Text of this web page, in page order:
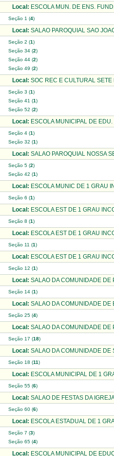
Local: ESCOLA MUN. DE ENS.
Seção 1 (4)
Local: SALAO PAROQUIAL SAO
Seção 2 (1)
Seção 34 (2)
Seção 44 (2)
Seção 49 (2)
Local: SOC REC E CULTURAL SETE
Seção 3 (1)
Seção 41 (1)
Seção 52 (2)
Local: ESCOLA MUNICIPAL DE
Seção 4 (1)
Seção 32 (1)
Local: SALAO PAROQUIAL NOSSA
Seção 5 (2)
Seção 42 (1)
Local: ESCOLA MUNIC DE 1 GRAU
Seção 6 (1)
Local: ESCOLA EST DE 1 GRAU
Seção 8 (1)
Local: ESCOLA EST DE 1 GRAU
Seção 11 (1)
Local: ESCOLA EST DE 1 GRAU
Seção 12 (1)
Local: SALAO DA COMUNIDADE DE
Seção 14 (1)
Local: SALAO DA COMUNIDADE DE
Seção 25 (4)
Local: SALAO DA COMUNIDADE DE
Seção 17 (18)
Local: SALAO DA COMUNIDADE DE
Seção 18 (11)
Local: ESCOLA MUNICIPAL DE 1
Seção 55 (6)
Local: SALAO DE FESTAS DA
Seção 60 (6)
Local: ESCOLA ESTADUAL DE 1
Seção 7 (3)
Seção 65 (4)
Local: ESCOLA MUNICIPAL DE